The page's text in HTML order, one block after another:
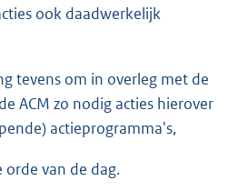
ook daadwerkelijk
tevens om in overleg met de
ACM zo nodig acties hierover
actieprogramma's,
van de dag.